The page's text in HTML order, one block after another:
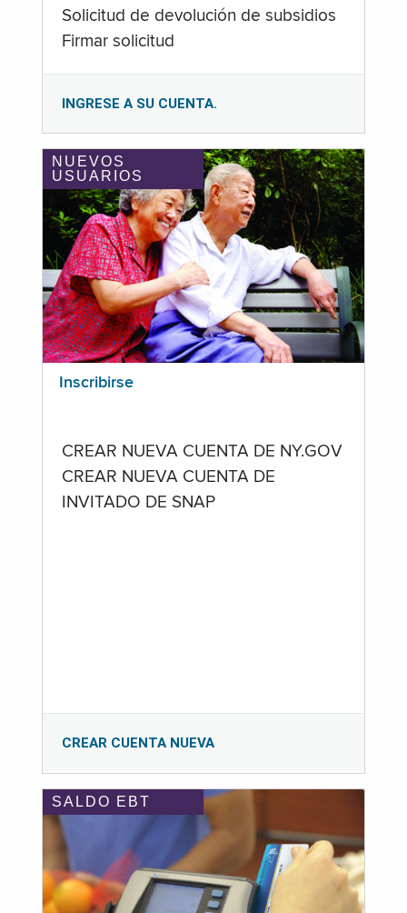
Solicitud de devolución de subsidios
Firmar solicitud
INGRESE A SU CUENTA.
NUEVOS
USUARIOS
Inscribirse
CREAR NUEVA CUENTA DE NY.GOV
CREAR NUEVA CUENTA DE
INVITADO DE SNAP
CREAR CUENTA NUEVA
SALDO EBT